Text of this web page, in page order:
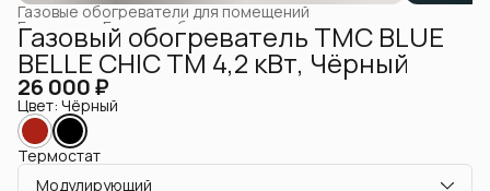
Газовые обогреватели для помещений
Газовые обогреватели
Главная
Газовый обогреватель ТМС BLUE
BELLE CHIC ТМ 4,2 кВт, Чёрный
26 000 ₽
Цвет: Чёрный
Термостат
Модулирующий